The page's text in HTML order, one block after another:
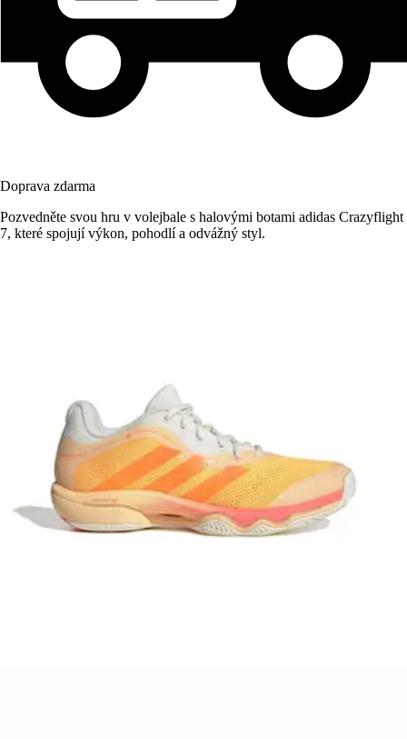
Doprava zdarma
Pozvedněte svou hru v volejbale s halovými botami adidas Crazyflight
7, které spojují výkon, pohodlí a odvážný styl.